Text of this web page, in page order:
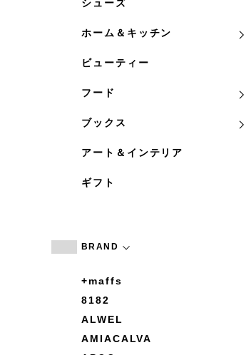
シューズ
ホーム＆キッチン
ビューティー
フード
ブックス
アート＆インテリア
ギフト
BRAND
+maffs
8182
ALWEL
AMIACALVA